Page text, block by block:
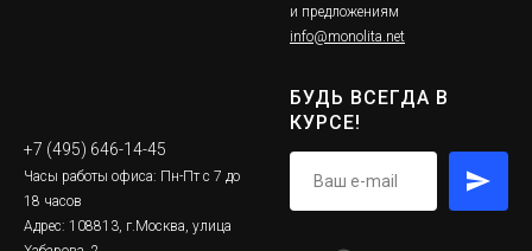
и предложениям
info@monolita.net
+7 (495) 646-14-45
Часы работы офиса: Пн-Пт с 7 до
18 часов
Адрес: 108813, г.Москва, улица
БУДЬ ВСЕГДА В
КУРСЕ!